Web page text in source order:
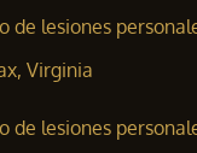
de lesiones
Virginia
de lesiones